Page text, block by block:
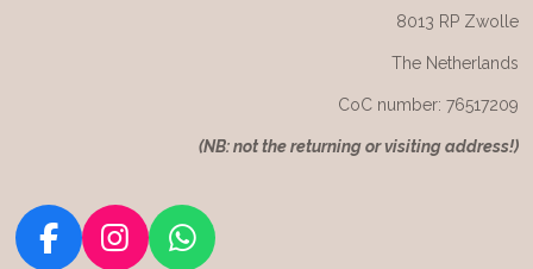
8013 RP Zwolle
The Netherlands
CoC number: 76517209
(NB: not the returning or visiting address!)
F
I
W